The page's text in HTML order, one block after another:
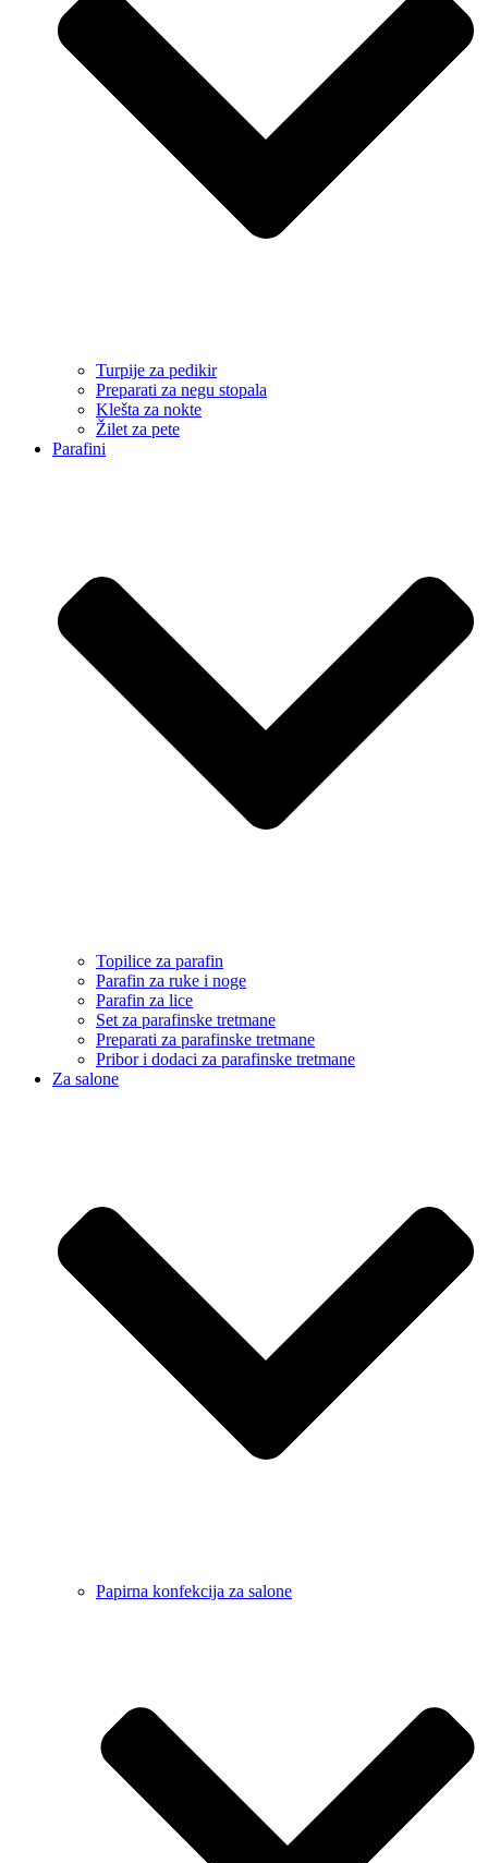
Turpije za pedikir
Preparati za negu stopala
Klešta za nokte
Žilet za pete
Parafini
Topilice za parafin
Parafin za ruke i noge
Parafin za lice
Set za parafinske tretmane
Preparati za parafinske tretmane
Pribor i dodaci za parafinske tretmane
Za salone
Papirna konfekcija za salone